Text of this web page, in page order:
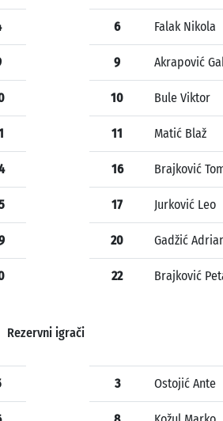
6 Falak Nikola
9 Akrapović
10 Bule Viktor
11 Matić Blaž
16 Brajković
17 Jurković Leo
20 Gadžić
22 Brajković
Rezervni igrači
3 Ostojić Ante